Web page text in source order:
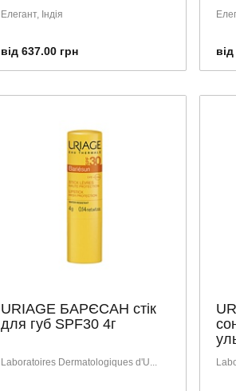
Елегант, Індія
від 637.00 грн
URIAGE БАРЄСАН стік
для губ SPF30 4г
Laboratoires Dermatologiques d'U...